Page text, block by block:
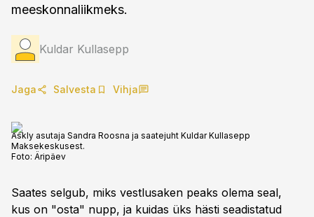
meeskonnaliikmeks.
Kuldar Kullasepp
Jaga Salvesta Vihja
Askly asutaja Sandra Roosna ja saatejuht Kuldar Kullasepp
Maksekeskusest.
Foto: Äripäev
Saates selgub, miks vestlusaken peaks olema seal,
kus on "osta" nupp, ja kuidas üks hästi seadistatud